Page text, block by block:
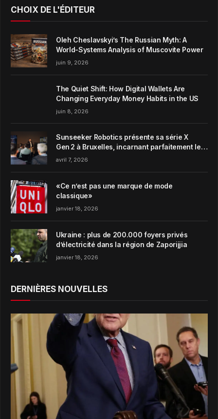
CHOIX DE L'ÉDITEUR
Oleh Cheslavskyi’s The Russian Myth: A
World-Systems Analysis of Muscovite Power
juin 9, 2026
The Quiet Shift: How Digital Wallets Are
Changing Everyday Money Habits in the US
juin 8, 2026
Sunseeker Robotics présente sa série X
Gen 2 à Bruxelles, incarnant parfaitement le
concept de Garden Harmony de la marque
avril 7, 2026
«Ce n’est pas une marque de mode
classique»
janvier 18, 2026
Ukraine : plus de 200.000 foyers privés
d’électricité dans la région de Zaporijjia
janvier 18, 2026
DERNIÈRES NOUVELLES